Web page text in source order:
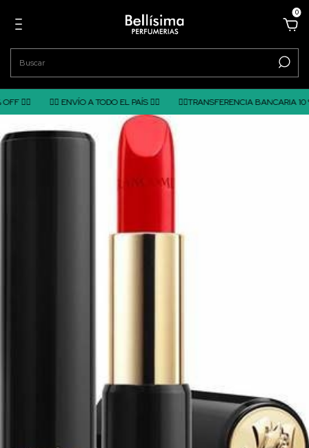
0
❤️‍🔥 ❤️‍🔥 ENVÍO A TODO EL PAÍS ❤️‍🔥 ❤️‍🔥TRANSFERENCIA BANCARIA 10